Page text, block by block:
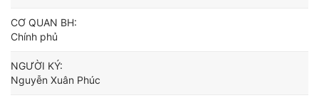
CƠ QUAN BH:
Chính phủ
NGƯỜI KÝ:
Nguyễn Xuân Phúc